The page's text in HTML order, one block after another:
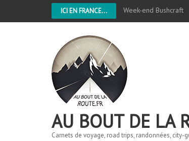
ICI EN FRANCE... Week-end Bushcraft
AU BOUT DE LA
Carnets de voyage, road trips, randonnées, city-